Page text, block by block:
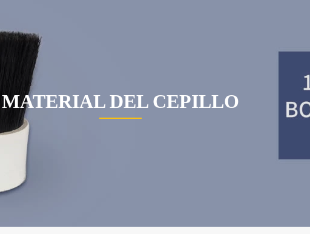
MATERIAL DEL CEPILLO